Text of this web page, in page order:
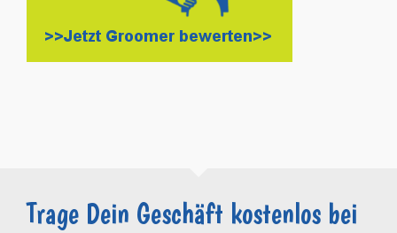
Trage Dein Geschäft kostenlos bei